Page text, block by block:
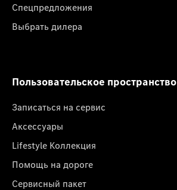
Спецпредложения
Выбрать дилера
Пользовательское пространство
Записаться на сервис
Аксессуары
Lifestyle Коллекция
Помощь на дороге
Сервисный пакет